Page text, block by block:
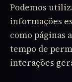
Podemos
informações
como páginas
tempo de
interações